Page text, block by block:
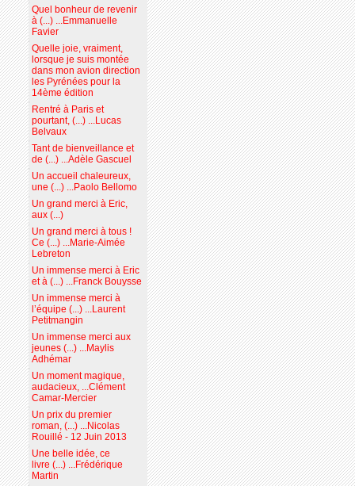
Quel bonheur de revenir
à (...) ...Emmanuelle
Favier
Quelle joie, vraiment,
lorsque je suis montée
dans mon avion direction
les Pyrénées pour la
14ème édition
Rentré à Paris et
pourtant, (...) ...Lucas
Belvaux
Tant de bienveillance et
de (...) ...Adèle Gascuel
Un accueil chaleureux,
une (...) ...Paolo Bellomo
Un grand merci à Eric,
aux (...)
Un grand merci à tous !
Ce (...) ...Marie-Aimée
Lebreton
Un immense merci à Eric
et à (...) ...Franck Bouysse
Un immense merci à
l’équipe (...) ...Laurent
Petitmangin
Un immense merci aux
jeunes (...) ...Maylis
Adhémar
Un moment magique,
audacieux, ...Clément
Camar-Mercier
Un prix du premier
roman, (...) ...Nicolas
Rouillé - 12 Juin 2013
Une belle idée, ce
livre (...) ...Frédérique
Martin